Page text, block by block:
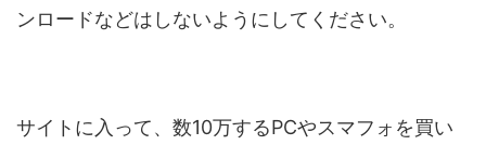
ンロードなどはしないようにしてください。
サイトに入って、数10万するPCやスマフォを買い